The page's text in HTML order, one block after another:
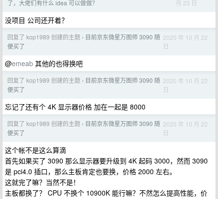
了，大佬们有什么 idea 可以做做？
月 23 日
没项目 公司还开着？
回复了 kop1989 创建的主题 › 目前京东微星万图师 3090 随
便买了
2020 年 10 月 22
日
@emeab 其他的也得换吧
回复了 kop1989 创建的主题 › 目前京东微星万图师 3090 随
便买了
2020 年 10 月 22
日
忘记了还有个 4K 显示器价格 加在一起是 8000
回复了 kop1989 创建的主题 › 目前京东微星万图师 3090 随
便买了
2020 年 10 月 22
日
这个帐不是这么算滴
首先如果买了 3090 那么显示器要升级到 4K 起码 3000，然而 3090
是 pci4.0 插口，那么主板肯定也要换，价格 2000 左右。
这就完了嘛？当然不是！
主板都换了？ CPU 不换个 10900K 能行嘛？不然怎么提高性能，价